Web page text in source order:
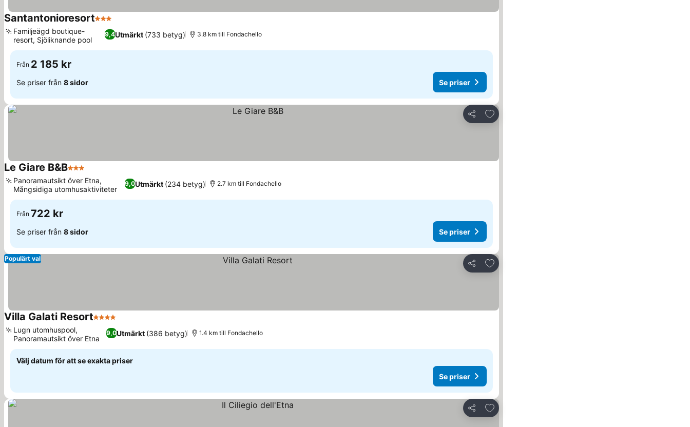
Santantonioresort3 Stjärnor
9,4Utmärkt (733 betyg)
Familjeägd boutique-
resort, Sjöliknande pool
3.8 km till Fondachello
Från 2 185 kr
Se priser från 8 sidor Se priser
Dela
Lägg till i Mina Favoriter
Le Giare B&B3 Stjärnor
9,0Utmärkt (234 betyg)
Panoramautsikt över Etna,
Mångsidiga utomhusaktiviteter
2.7 km till Fondachello
Från 722 kr
Se priser från 8 sidor Se priser
Dela
Lägg till i Mina Favoriter
Populärt val
Villa Galati Resort4 Stjärnor
9,0Utmärkt (386 betyg)
Lugn utomhuspool,
Panoramautsikt över Etna
1.4 km till Fondachello
Välj datum för att se exakta priser
Se priser
Dela
Lägg till i Mina Favoriter